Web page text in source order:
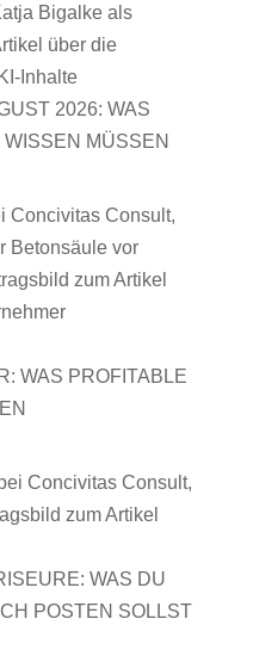
2026: WAS
MÜSSEN
WAS PROFITABLE
WAS DU
POSTEN SOLLST